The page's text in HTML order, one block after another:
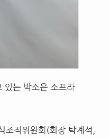
있는 박소은 소프라
직위원회(회장 탁계석,